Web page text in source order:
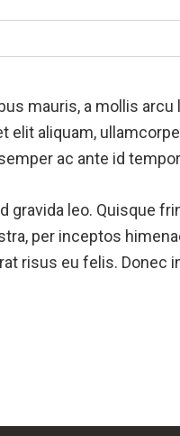
mauris, a mollis
elit aliquam,
ac ante id
leo. Quisque
per inceptos
risus eu felis. Donec